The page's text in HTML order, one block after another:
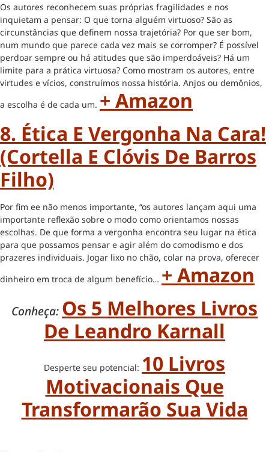
Os autores reconhecem suas próprias fragilidades e nos
inquietam a pensar: O que torna alguém virtuoso? São as
circunstâncias que definem nossa trajetória? Por que ser bom,
num mundo que parece cada vez mais se corromper? É possível
perdoar sempre ou há atitudes que são imperdoáveis? Há um
limite para a prática virtuosa? Como mostram os autores, entre
virtudes e vícios, construímos nossa história. Anjos ou demônios,
a escolha é de cada um. + Amazon
8. Ética E Vergonha Na Cara!
(Cortella E Clóvis De Barros
Filho)
Por fim ee não menos importante, “os autores lançam aqui uma
importante reflexão sobre o modo como orientamos nossas
escolhas. De que forma a vergonha encontra seu lugar na ética
para que possamos pensar e agir além do comodismo e dos
prazeres individuais. Jogar lixo no chão, colar na prova, oferecer
dinheiro em troca de algum benefício… + Amazon
Conheça: Os 5 Melhores Livros
De Leandro Karnall
Desperte seu potencial: 10 Livros
Motivacionais Que
Transformarão Sua Vida